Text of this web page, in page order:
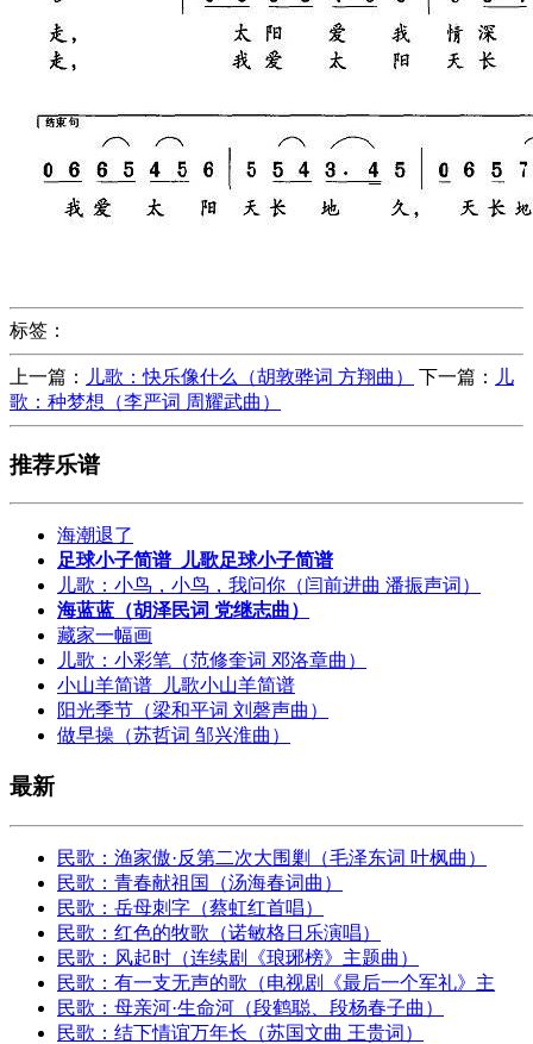
标签：
上一篇： 儿歌：快乐像什么（胡敦骅词 方翔曲） 下一篇：
儿
歌：种梦想（李严词 周耀武曲）
推荐乐谱
海潮退了
足球小子简谱_儿歌足球小子简谱
儿歌：小鸟，小鸟，我问你（闫前进曲 潘振声词）
海蓝蓝（胡泽民词 党继志曲）
藏家一幅画
儿歌：小彩笔（范修奎词 邓洛章曲）
小山羊简谱_儿歌小山羊简谱
阳光季节（梁和平词 刘磬声曲）
做早操（苏哲词 邹兴淮曲）
最新
民歌：渔家傲·反第二次大围剿（毛泽东词 叶枫曲）
民歌：青春献祖国（汤海春词曲）
民歌：岳母刺字（蔡虹红首唱）
民歌：红色的牧歌（诺敏格日乐演唱）
民歌：风起时（连续剧《琅琊榜》主题曲）
民歌：有一支无声的歌（电视剧《最后一个军礼》主
民歌：母亲河·生命河（段鹤聪、段杨春子曲）
民歌：结下情谊万年长（苏国文曲 王贵词）